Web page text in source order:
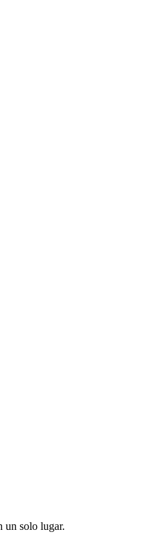
un solo lugar.